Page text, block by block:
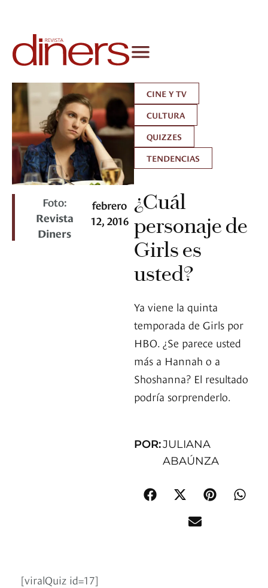
Foto:
Revista
Diners
febrero
12, 2016
CINE Y TV
CULTURA
QUIZZES
TENDENCIAS
¿Cuál
personaje de
Girls es
usted?
Ya viene la quinta
temporada de Girls por
HBO. ¿Se parece usted
más a Hannah o a
Shoshanna? El resultado
podría sorprenderlo.
POR:JULIANA
ABAÚNZA
[viralQuiz id=17]